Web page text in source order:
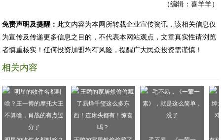
（编辑：喜羊羊）
免责声明及提醒： 此文内容为本网所转载企业宣传资讯，该相关信息仅
为宣传及传递更多信息之目的，不代表本网站观点，文章真实性请浏览
者慎重核实！任何投资加盟均有风险，提醒广大民众投资需谨慎！
相关内容